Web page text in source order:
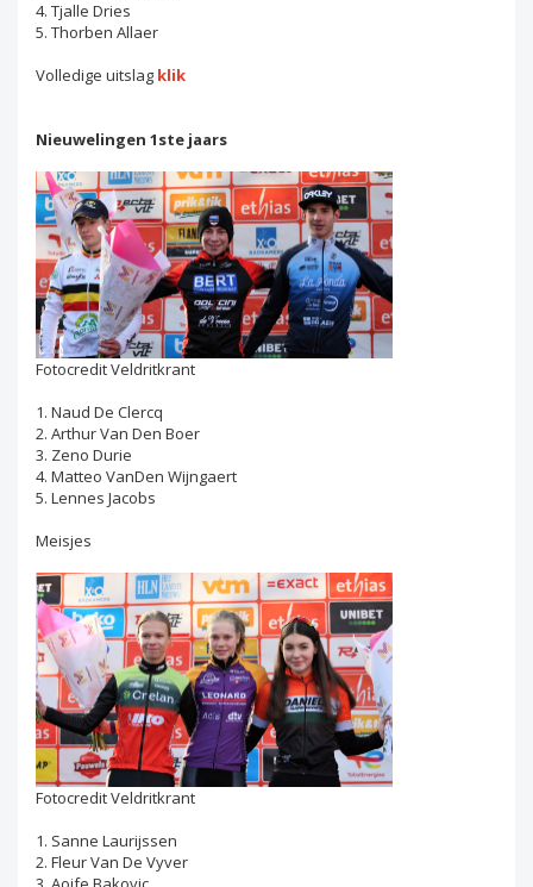
4. Tjalle Dries
5. Thorben Allaer
Volledige uitslag klik
Nieuwelingen 1ste jaars
Fotocredit Veldritkrant
1. Naud De Clercq
2. Arthur Van Den Boer
3. Zeno Durie
4. Matteo VanDen Wijngaert
5. Lennes Jacobs
Meisjes
Fotocredit Veldritkrant
1. Sanne Laurijssen
2. Fleur Van De Vyver